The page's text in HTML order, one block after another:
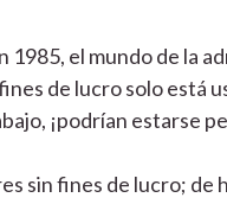
el mundo de la
de lucro solo está
¡podrían estarse
sin fines de lucro; de